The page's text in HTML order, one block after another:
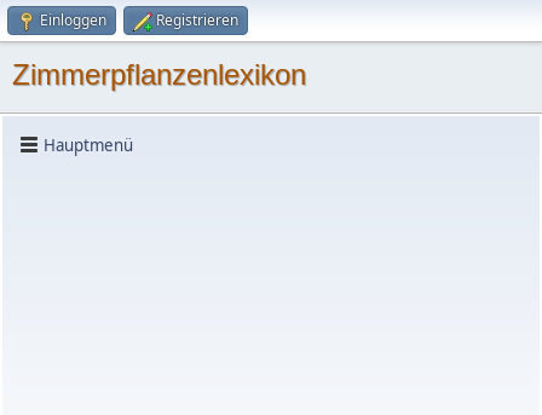
Einloggen Registrieren
Zimmerpflanzenlexikon
Hauptmenü